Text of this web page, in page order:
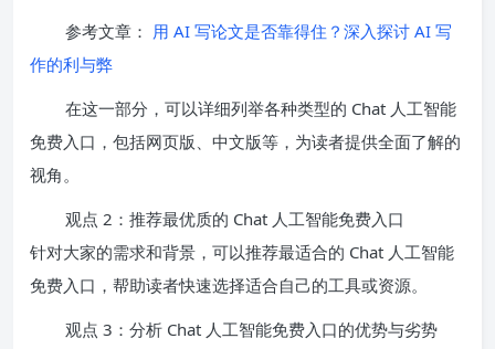
参考文章： 用 AI 写论文是否靠得住？深入探讨 AI 写
作的利与弊
在这一部分，可以详细列举各种类型的 Chat 人工智能
免费入口，包括网页版、中文版等，为读者提供全面了解的
视角。
观点 2：推荐最优质的 Chat 人工智能免费入口
针对大家的需求和背景，可以推荐最适合的 Chat 人工智能
免费入口，帮助读者快速选择适合自己的工具或资源。
观点 3：分析 Chat 人工智能免费入口的优势与劣势